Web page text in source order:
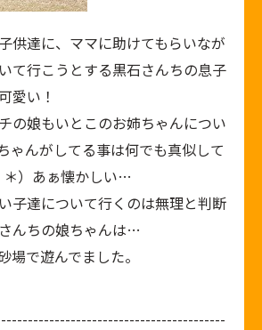
供達に、ママに助けてもらいなが
て行こうとする黒石さんちの息子
愛い！
の娘もいとこのお姉ちゃんについ
ゃんがしてる事は何でも真似して
）あぁ懐かしい…
子達について行くのは無理と判断
んちの娘ちゃんは…
場で遊んでました。